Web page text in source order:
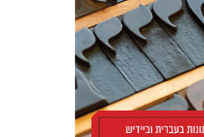
ספר מודפס
$38